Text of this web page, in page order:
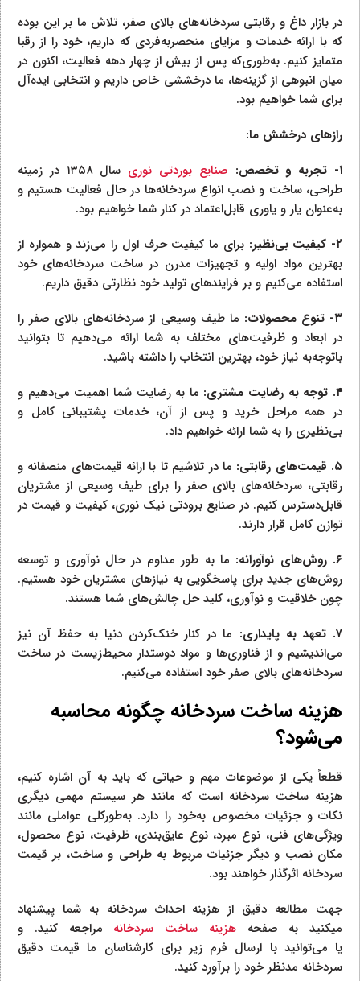
در بازار داغ و رقابتی سردخانه‌های بالای صفر، تلاش ما بر این بوده
که با ارائه خدمات و مزایای منحصربه‌فردی که داریم، خود را از رقبا
متمایز کنیم. به‌طوری‌که پس از بیش از چهار دهه فعالیت، اکنون در
میان انبوهی از گزینه‌ها، ما درخششی خاص داریم و انتخابی ایده‌آل
برای شما خواهیم بود.
رازهای درخشش ما:
۱-
تجربه و تخصص: صنایع بوردتی نوری
سال ۱۳۵۸ در زمینه
طراحی، ساخت و نصب انواع سردخانه‌ها در حال فعالیت هستیم و
به‌عنوان یار و یاوری قابل‌اعتماد در کنار شما خواهیم بود.
۲- کیفیت بی‌نظیر:برای ما کیفیت حرف اول را می‌زند و همواره از
بهترین مواد اولیه و تجهیزات مدرن در ساخت سردخانه‌های خود
استفاده می‌کنیم و بر فرایندهای تولید خود نظارتی دقیق داریم.
۳- تنوع محصولات: ما طیف وسیعی از سردخانه‌های بالای صفر را
در ابعاد و ظرفیت‌های مختلف به شما ارائه می‌دهیم تا بتوانید
باتوجه‌به نیاز خود، بهترین انتخاب را داشته باشید.
۴. توجه به رضایت مشتری: ما به رضایت شما اهمیت می‌دهیم و
در همه مراحل خرید و پس از آن، خدمات پشتیبانی کامل و
بی‌نظیری را به شما ارائه خواهیم داد.
۵. قیمت‌های رقابتی: ما در تلاشیم تا با ارائه قیمت‌های منصفانه و
رقابتی، سردخانه‌های بالای صفر را برای طیف وسیعی از مشتریان
قابل‌دسترس کنیم. در صنایع برودتی نیک نوری، کیفیت و قیمت در
توازن کامل قرار دارند.
۶. روش‌های نوآورانه: ما به طور مداوم در حال نوآوری و توسعه
روش‌های جدید برای پاسخگویی به نیازهای مشتریان خود هستیم.
چون خلاقیت و نوآوری، کلید حل چالش‌های شما هستند.
۷. تعهد به پایداری: ما در کنار خنک‌کردن دنیا به حفظ آن نیز
می‌اندیشیم و از فناوری‌ها و مواد دوستدار محیط‌زیست در ساخت
سردخانه‌های بالای صفر خود استفاده می‌کنیم.
هزینه ساخت سردخانه چگونه محاسبه
می‌شود؟
قطعاً یکی از موضوعات مهم و حیاتی که باید به آن اشاره کنیم،
هزینه ساخت سردخانه است که مانند هر سیستم مهمی دیگری
نکات و جزئیات مخصوص به‌خود را دارد. به‌طورکلی عواملی مانند
ویژگی‌های فنی، نوع مبرد، نوع عایق‌بندی، ظرفیت، نوع محصول،
مکان نصب و دیگر جزئیات مربوط به طراحی و ساخت، بر قیمت
سردخانه اثرگذار خواهند بود.
جهت مطالعه دقیق از هزینه احداث سردخانه به شما پیشنهاد
میکنید به صفحههزینه ساخت سردخانه مراجعه کنید. و
یا می‌توانید با ارسال فرم زیر برای کارشناسان ما قیمت دقیق
سردخانه مدنظر خود را برآورد کنید.